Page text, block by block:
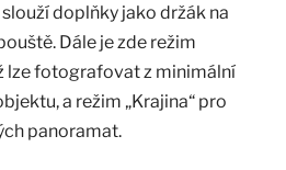
doplňky jako držák na
Dále je zde režim
lze fotografovat z minimální
a režim „Krajina“ pro
panoramat.